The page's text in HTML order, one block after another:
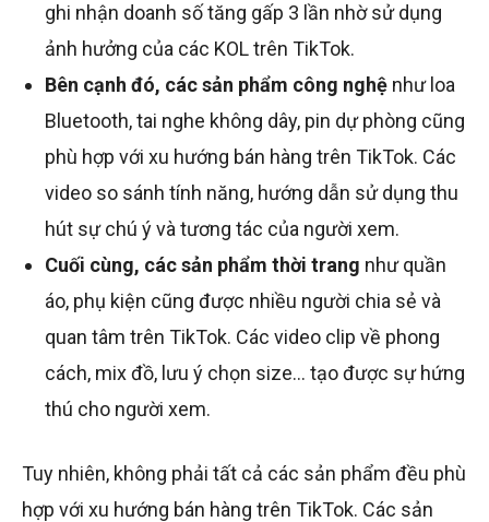
ghi nhận doanh số tăng gấp 3 lần nhờ sử dụng
ảnh hưởng của các KOL trên TikTok.
Bên cạnh đó, các sản phẩm công nghệ như loa
Bluetooth, tai nghe không dây, pin dự phòng cũng
phù hợp với xu hướng bán hàng trên TikTok. Các
video so sánh tính năng, hướng dẫn sử dụng thu
hút sự chú ý và tương tác của người xem.
Cuối cùng, các sản phẩm thời trang như quần
áo, phụ kiện cũng được nhiều người chia sẻ và
quan tâm trên TikTok. Các video clip về phong
cách, mix đồ, lưu ý chọn size… tạo được sự hứng
thú cho người xem.
Tuy nhiên, không phải tất cả các sản phẩm đều phù
hợp với xu hướng bán hàng trên TikTok. Các sản